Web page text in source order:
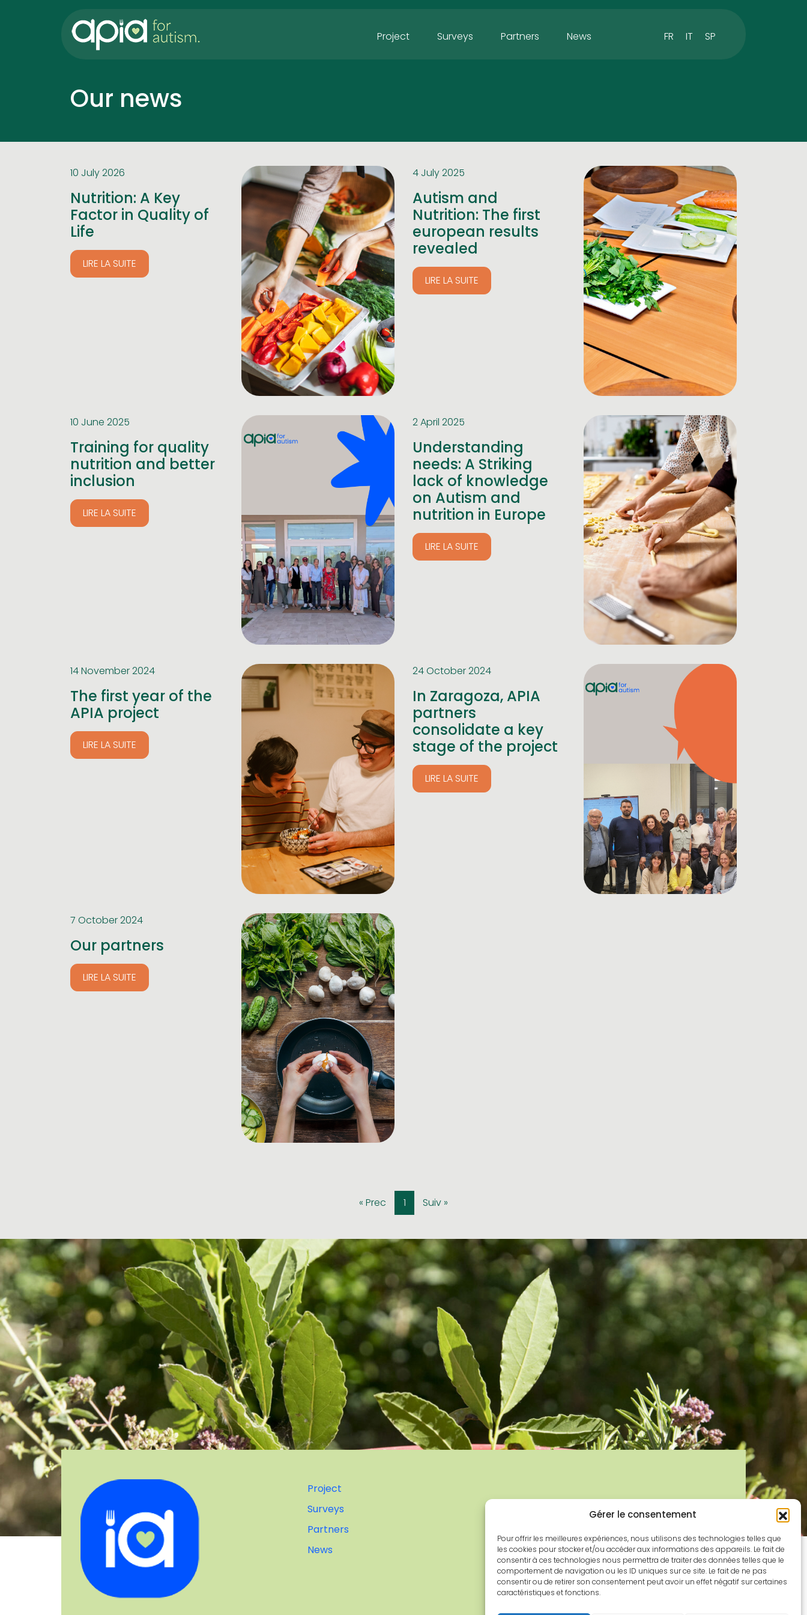
Gérer le consentement
Pour offrir les meilleures expériences, nous utilisons des technologies telles que
les cookies pour stocker et/ou accéder aux informations des appareils. Le fait de
consentir à ces technologies nous permettra de traiter des données telles que le
comportement de navigation ou les ID uniques sur ce site. Le fait de ne pas
consentir ou de retirer son consentement peut avoir un effet négatif sur certaines
caractéristiques et fonctions.
Project Surveys Partners News FR IT SP
Our news
10 July 2026
Nutrition: A Key
Factor in Quality of
Life
LIRE LA SUITE
4 July 2025
Autism and
Nutrition: The first
european results
revealed
LIRE LA SUITE
10 June 2025
Training for quality
nutrition and better
inclusion
LIRE LA SUITE
2 April 2025
Understanding
needs: A Striking
lack of knowledge
on Autism and
nutrition in Europe
LIRE LA SUITE
14 November 2024
The first year of the
APIA project
LIRE LA SUITE
24 October 2024
In Zaragoza, APIA
partners
consolidate a key
stage of the project
LIRE LA SUITE
7 October 2024
Our partners
LIRE LA SUITE
« Prec 1 Suiv »
Project
Surveys
Partners
News